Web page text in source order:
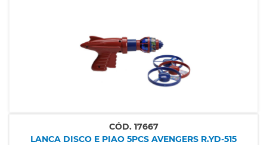
CÓD. 17667
LANCA DISCO E PIAO 5PCS AVENGERS R.YD-515